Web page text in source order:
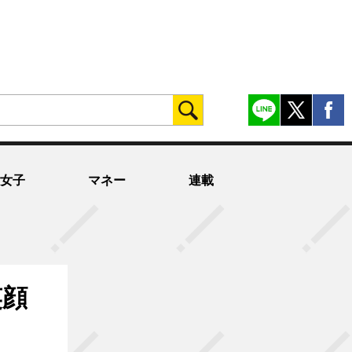
女子 マネー 連載